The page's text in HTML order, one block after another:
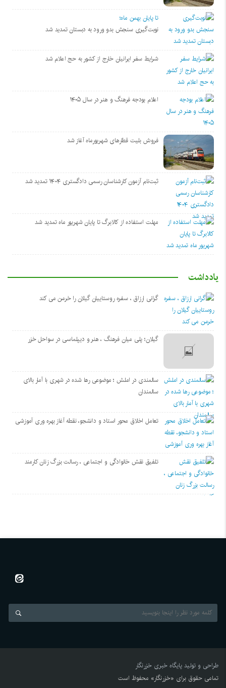
تا پایان بهمن ماه؛
نوبت‌گیری سنجش بدو ورود به دبستان تمدید شد
شرایط سفر ایرانیان خارج از کشور به حج اعلام شد
اعلام بودجه فرهنگ و هنر در سال ۱۴۰۵
فروش بلیت قطارهای شهریورماه آغاز شد
ثبت‌نام آزمون کارشناسان رسمی دادگستری ۱۴۰۴ تمدید شد
مهلت استفاده از کالابرگ تا پایان شهریور ماه تمدید شد
یادداشت
گرانی ارزاق ، سفره روستاییان گیلان را خرمن می کند
گیلان؛ پلی میان فرهنگ ، هنر و دیپلماسی در سواحل خزر
سالمندی در املش ؛ موضوعی رها شده در شهری با آمار بالای
سالمندان
تعامل اخلاق‌ محور استاد و دانشجو، نقطه آغاز بهره ‌وری آموزشی
تلفیق نقش خانوادگی و اجتماعی ، رسالت بزرگ زنان کارمند
طراحی و تولید پایگاه خبری خزرنگار
تمامی حقوق برای «خزرنگار» محفوظ است